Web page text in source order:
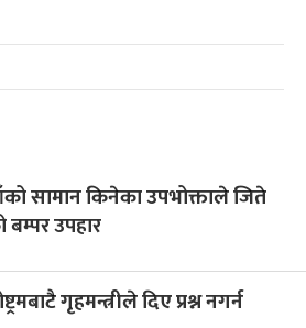
सामान किनेका उपभोक्ताले जिते
उपहार
गृहमन्त्रीले दिए प्रश्न नगर्न